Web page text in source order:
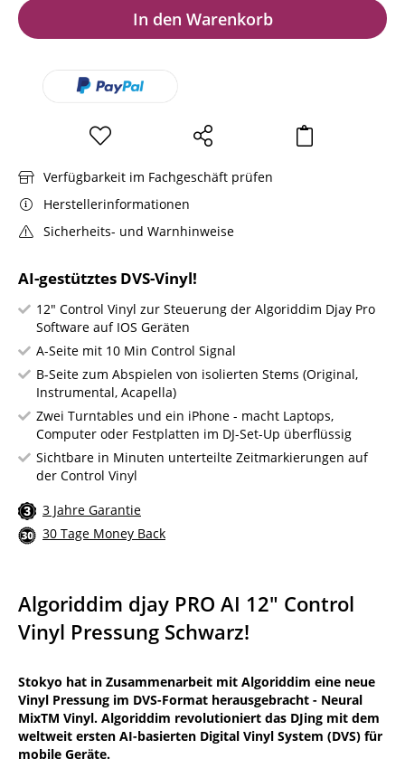
AI-gestütztes DVS-Vinyl!
12" Control Vinyl zur Steuerung der Algoriddim Djay Pro
Software auf IOS Geräten
A-Seite mit 10 Min Control Signal
B-Seite zum Abspielen von isolierten Stems (Original,
Instrumental, Acapella)
Zwei Turntables und ein iPhone - macht Laptops,
Computer oder Festplatten im DJ-Set-Up überflüssig
Sichtbare in Minuten unterteilte Zeitmarkierungen auf
der Control Vinyl
3 Jahre Garantie
30 Tage Money Back
In den Warenkorb
Verfügbarkeit im Fachgeschäft prüfen
Herstellerinformationen
Sicherheits- und Warnhinweise
Algoriddim djay PRO AI 12" Control
Vinyl Pressung Schwarz!
Stokyo hat in Zusammenarbeit mit Algoriddim eine neue
Vinyl Pressung im DVS-Format herausgebracht - Neural
MixTM Vinyl. Algoriddim revolutioniert das DJing mit dem
weltweit ersten AI-basierten Digital Vinyl System (DVS) für
mobile Geräte.